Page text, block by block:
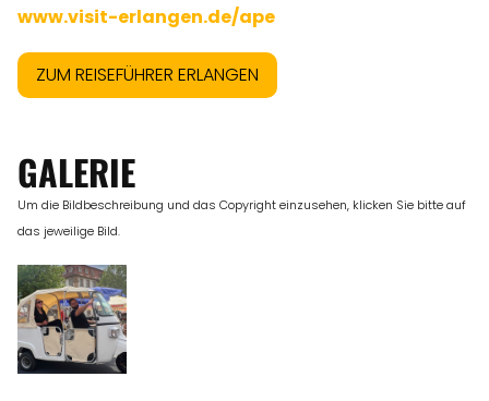
www.visit-erlangen.de/ape
ZUM REISEFÜHRER ERLANGEN
GALERIE
Um die Bildbeschreibung und das Copyright einzusehen, klicken Sie bitte auf
das jeweilige Bild.